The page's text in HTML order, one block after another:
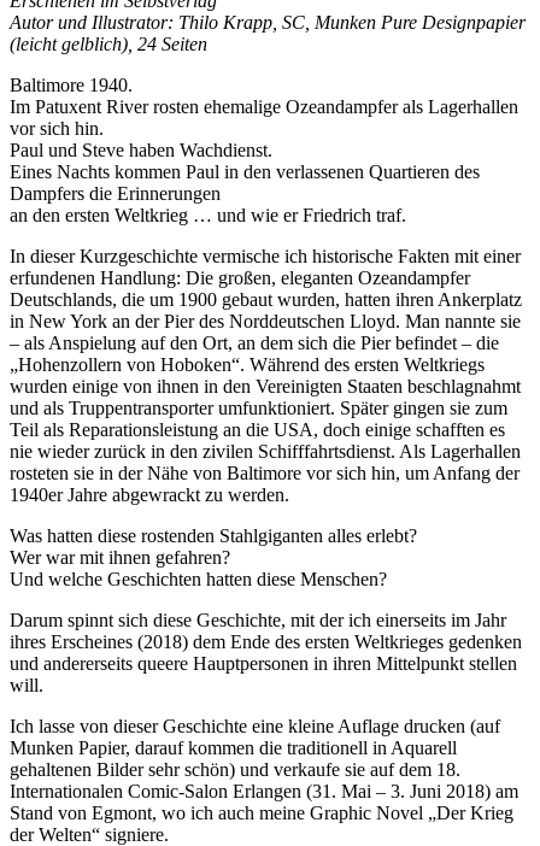
Autor und Illustrator: Thilo Krapp, SC, Munken Pure Designpapier
(leicht gelblich), 24 Seiten
Baltimore 1940.
Im Patuxent River rosten ehemalige Ozeandampfer als Lagerhallen
vor sich hin.
Paul und Steve haben Wachdienst.
Eines Nachts kommen Paul in den verlassenen Quartieren des
Dampfers die Erinnerungen
an den ersten Weltkrieg … und wie er Friedrich traf.
In dieser Kurzgeschichte vermische ich historische Fakten mit einer
erfundenen Handlung: Die großen, eleganten Ozeandampfer
Deutschlands, die um 1900 gebaut wurden, hatten ihren Ankerplatz
in New York an der Pier des Norddeutschen Lloyd. Man nannte sie
– als Anspielung auf den Ort, an dem sich die Pier befindet – die
„Hohenzollern von Hoboken“. Während des ersten Weltkriegs
wurden einige von ihnen in den Vereinigten Staaten beschlagnahmt
und als Truppentransporter umfunktioniert. Später gingen sie zum
Teil als Reparationsleistung an die USA, doch einige schafften es
nie wieder zurück in den zivilen Schifffahrtsdienst. Als Lagerhallen
rosteten sie in der Nähe von Baltimore vor sich hin, um Anfang der
1940er Jahre abgewrackt zu werden.
Was hatten diese rostenden Stahlgiganten alles erlebt?
Wer war mit ihnen gefahren?
Und welche Geschichten hatten diese Menschen?
Darum spinnt sich diese Geschichte, mit der ich einerseits im Jahr
ihres Erscheines (2018) dem Ende des ersten Weltkrieges gedenken
und andererseits queere Hauptpersonen in ihren Mittelpunkt stellen
will.
Ich lasse von dieser Geschichte eine kleine Auflage drucken (auf
Munken Papier, darauf kommen die traditionell in Aquarell
gehaltenen Bilder sehr schön) und verkaufe sie auf dem 18.
Internationalen Comic-Salon Erlangen (31. Mai – 3. Juni 2018) am
Stand von Egmont, wo ich auch meine Graphic Novel „Der Krieg
der Welten“ signiere.